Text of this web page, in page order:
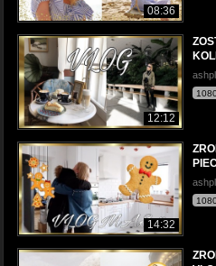
08:36
12:12
14:32